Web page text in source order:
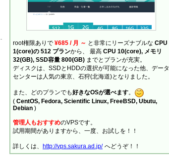
root権限ありで ¥685 / 月 ～ と非常にリーズナブルな CPU
1(core)の 512 プランから、 最高 CPU 10(core), メモリ
32(GB), SSD容量 800(GB) までとプランが充実。
ディスクは、SSDとHDDの選択が可能になった他、データ
センターは人気の東京、石狩(北海道)となりました。
また、どのプランでも好きなOSが選べます。
( CentOS, Fedora, Scientific Linux, FreeBSD, Ubutu,
Debian )
管理人もおすすめのVPSです。
試用期間がありますから、一度、お試しを！！
詳しくは、 http://vps.sakura.ad.jp/ へどうぞ！！